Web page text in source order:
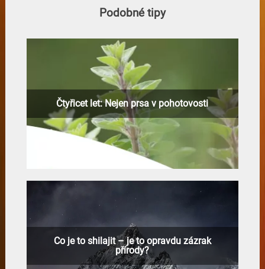
Podobné tipy
Čtyřicet let: Nejen prsa v pohotovosti
Co je to shilajit – je to opravdu zázrak
přírody?